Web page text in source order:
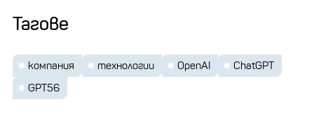
Тагове
компания технологии OpenAI
ChatGPT
GPT56